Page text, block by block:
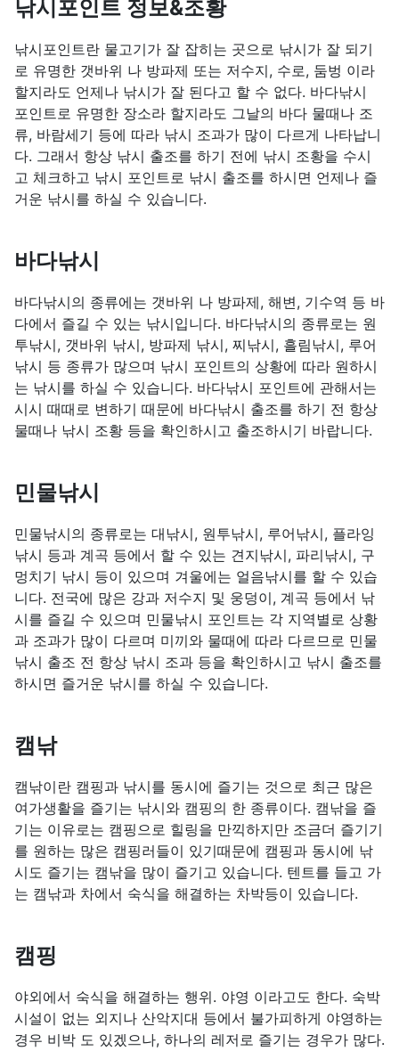
낚시포인트 정보&조황
낚시포인트란 물고기가 잘 잡히는 곳으로 낚시가 잘 되기
로 유명한 갯바위 나 방파제 또는 저수지, 수로, 둠벙 이라
할지라도 언제나 낚시가 잘 된다고 할 수 없다. 바다낚시
포인트로 유명한 장소라 할지라도 그날의 바다 물때나 조
류, 바람세기 등에 따라 낚시 조과가 많이 다르게 나타납니
다. 그래서 항상 낚시 출조를 하기 전에 낚시 조황을 수시
고 체크하고 낚시 포인트로 낚시 출조를 하시면 언제나 즐
거운 낚시를 하실 수 있습니다.
바다낚시
바다낚시의 종류에는 갯바위 나 방파제, 해변, 기수역 등 바
다에서 즐길 수 있는 낚시입니다. 바다낚시의 종류로는 원
투낚시, 갯바위 낚시, 방파제 낚시, 찌낚시, 흘림낚시, 루어
낚시 등 종류가 많으며 낚시 포인트의 상황에 따라 원하시
는 낚시를 하실 수 있습니다. 바다낚시 포인트에 관해서는
시시 때때로 변하기 때문에 바다낚시 출조를 하기 전 항상
물때나 낚시 조황 등을 확인하시고 출조하시기 바랍니다.
민물낚시
민물낚시의 종류로는 대낚시, 원투낚시, 루어낚시, 플라잉
낚시 등과 계곡 등에서 할 수 있는 견지낚시, 파리낚시, 구
멍치기 낚시 등이 있으며 겨울에는 얼음낚시를 할 수 있습
니다. 전국에 많은 강과 저수지 및 웅덩이, 계곡 등에서 낚
시를 즐길 수 있으며 민물낚시 포인트는 각 지역별로 상황
과 조과가 많이 다르며 미끼와 물때에 따라 다르므로 민물
낚시 출조 전 항상 낚시 조과 등을 확인하시고 낚시 출조를
하시면 즐거운 낚시를 하실 수 있습니다.
캠낚
캠낚이란 캠핑과 낚시를 동시에 즐기는 것으로 최근 많은
여가생활을 즐기는 낚시와 캠핑의 한 종류이다. 캠낚을 즐
기는 이유로는 캠핑으로 힐링을 만끽하지만 조금더 즐기기
를 원하는 많은 캠핑러들이 있기때문에 캠핑과 동시에 낚
시도 즐기는 캠낚을 많이 즐기고 있습니다. 텐트를 들고 가
는 캠낚과 차에서 숙식을 해결하는 차박등이 있습니다.
캠핑
야외에서 숙식을 해결하는 행위. 야영 이라고도 한다. 숙박
시설이 없는 외지나 산악지대 등에서 불가피하게 야영하는
경우 비박 도 있겠으나, 하나의 레저로 즐기는 경우가 많다.